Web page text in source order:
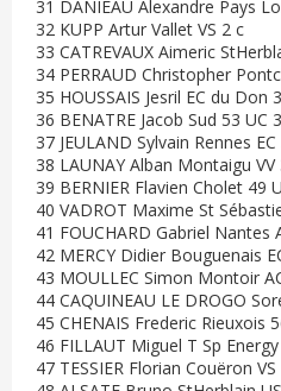
31 DANIEAU Alexandre Pays
32 KUPP Artur Vallet VS 2 c
33 CATREVAUX Aimeric
34 PERRAUD Christopher
35 HOUSSAIS Jesril EC du Don
36 BENATRE Jacob Sud 53 UC
37 JEULAND Sylvain Rennes
38 LAUNAY Alban Montaigu VV
39 BERNIER Flavien Cholet 49
40 VADROT Maxime St
41 FOUCHARD Gabriel Nantes
42 MERCY Didier Bouguenais
43 MOULLEC Simon Montoir
44 CAQUINEAU LE DROGO
45 CHENAIS Frederic Rieuxois
46 FILLAUT Miguel T Sp
47 TESSIER Florian Couëron